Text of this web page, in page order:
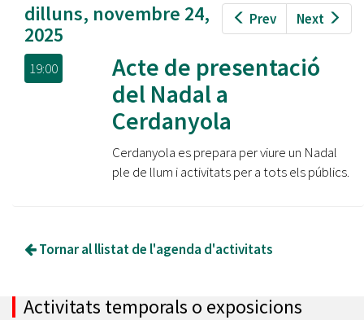
Prev Next
dilluns, novembre 24,
2025
19:00
Acte de presentació
del Nadal a
Cerdanyola
Cerdanyola es prepara per viure un Nadal
ple de llum i activitats per a tots els públics.
Tornar al llistat de l'agenda d'activitats
Activitats temporals o exposicions